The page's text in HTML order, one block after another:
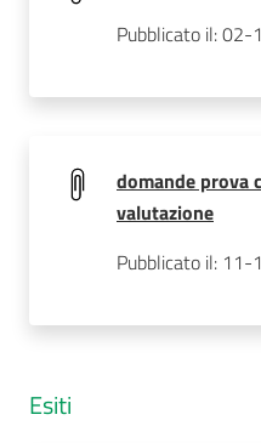
Pubblicato il:
domande prova
valutazione
Pubblicato il:
Esiti